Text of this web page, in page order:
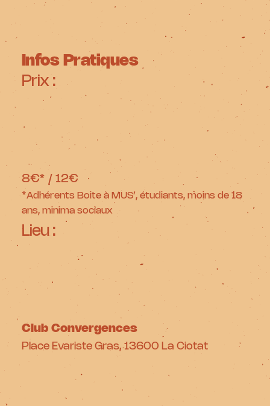
Infos Pratiques
Prix :
8€* / 12€
*Adhérents Boite à MUS’, étudiants, moins de 18
ans, minima sociaux
Lieu :
Club Convergences
Place Evariste Gras, 13600 La Ciotat